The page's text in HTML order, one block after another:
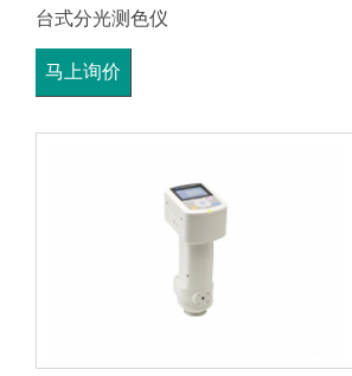
台式分光测色仪
马上询价